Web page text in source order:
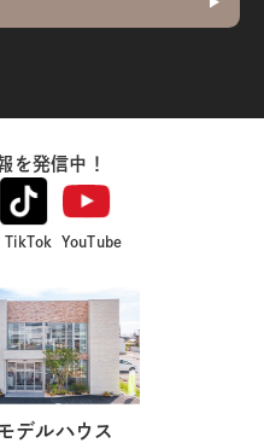
を発信中！
TikTok YouTube
デルハウス